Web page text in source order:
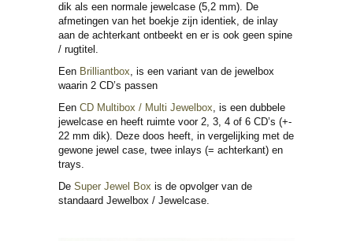
dik als een normale jewelcase (5,2 mm). De
afmetingen van het boekje zijn identiek, de inlay
aan de achterkant ontbeekt en er is ook geen spine
/ rugtitel.
Een Brilliantbox, is een variant van de jewelbox
waarin 2 CD’s passen
Een CD Multibox / Multi Jewelbox, is een dubbele
jewelcase en heeft ruimte voor 2, 3, 4 of 6 CD’s (+-
22 mm dik). Deze doos heeft, in vergelijking met de
gewone jewel case, twee inlays (= achterkant) en
trays.
De Super Jewel Box is de opvolger van de
standaard Jewelbox / Jewelcase.